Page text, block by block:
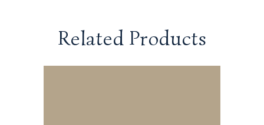
Related Products